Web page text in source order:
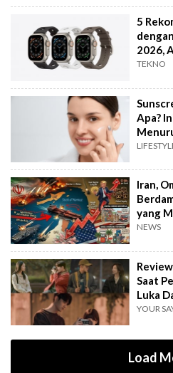
5
2026,
TEKNO
Apa?
Iran,
yang
NEWS
Saat
Luka
YOUR
Load